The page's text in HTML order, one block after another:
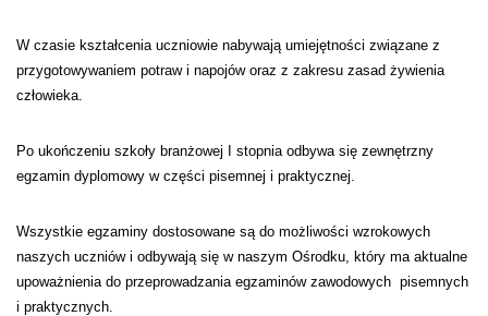
W czasie kształcenia uczniowie nabywają umiejętności związane z
przygotowywaniem potraw i napojów oraz z zakresu zasad żywienia
człowieka.
Po ukończeniu szkoły branżowej I stopnia odbywa się zewnętrzny
egzamin dyplomowy w części pisemnej i praktycznej.
Wszystkie egzaminy dostosowane są do możliwości wzrokowych
naszych uczniów i odbywają się w naszym Ośrodku, który ma aktualne
upoważnienia do przeprowadzania egzaminów zawodowych pisemnych
i praktycznych.